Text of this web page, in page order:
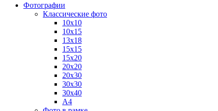
Фотографии
Классические фото
10х10
10х15
13х18
15х15
15х20
20х20
20х30
30х30
30х40
А4